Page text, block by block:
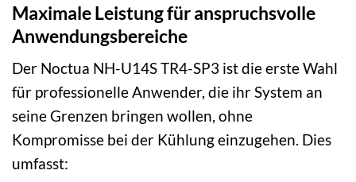
Maximale Leistung für anspruchsvolle
Anwendungsbereiche
Der Noctua NH-U14S TR4-SP3 ist die erste Wahl
für professionelle Anwender, die ihr System an
seine Grenzen bringen wollen, ohne
Kompromisse bei der Kühlung einzugehen. Dies
umfasst: